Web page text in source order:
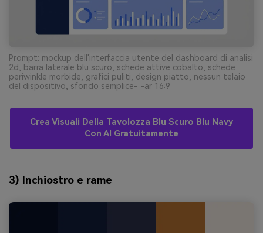
Prompt: mockup dell'interfaccia utente del dashboard di analisi
2d, barra laterale blu scuro, schede attive cobalto, schede
periwinkle morbide, grafici puliti, design piatto, nessun telaio
del dispositivo, sfondo semplice- -ar 16:9
Crea Visuali Della Tavolozza Blu Scuro Blu Navy
Con AI Gratuitamente
3) Inchiostro e rame